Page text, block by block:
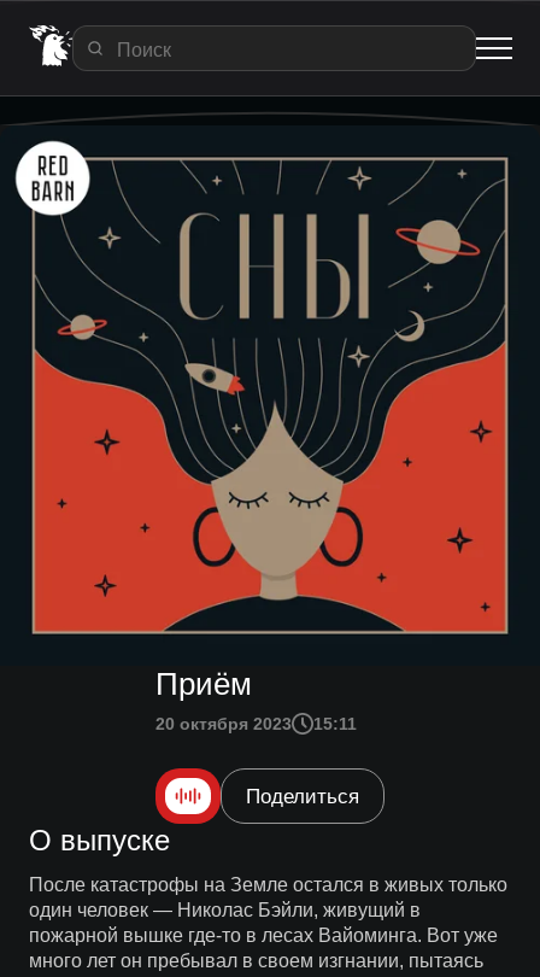
Приём
20 октября 2023 15:11
Поделиться
О выпуске
После катастрофы на Земле остался в живых только
один человек — Николас Бэйли, живущий в
пожарной вышке где-то в лесах Вайоминга. Вот уже
много лет он пребывал в своем изгнании, пытаясь